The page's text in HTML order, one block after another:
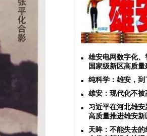
雄安电网数字化
国家级新区高质量
纯科学：雄安，
雄安：现代化不被
习近平在河北雄
高质量推进雄安
天眸：不能失去